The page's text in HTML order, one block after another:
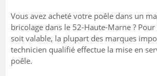
Vous avez acheté votre poêle dans un
bricolage dans le 52-Haute-Marne ?
soit valable, la plupart des marques
technicien qualifié effectue la mise en
poêle.